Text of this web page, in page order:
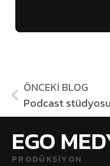
ÖNCEKI BLOG
EGO
PRODÜKSIYON